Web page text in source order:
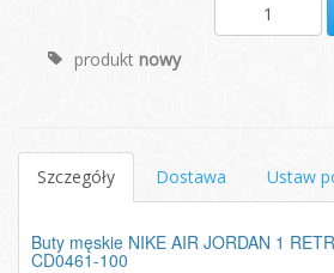
produkt nowy
Szczegóły Dostawa Ustaw
Buty męskie NIKE AIR JORDAN 1
CD0461-100